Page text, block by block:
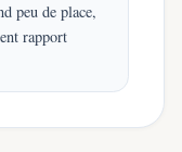
peu de place,
rapport